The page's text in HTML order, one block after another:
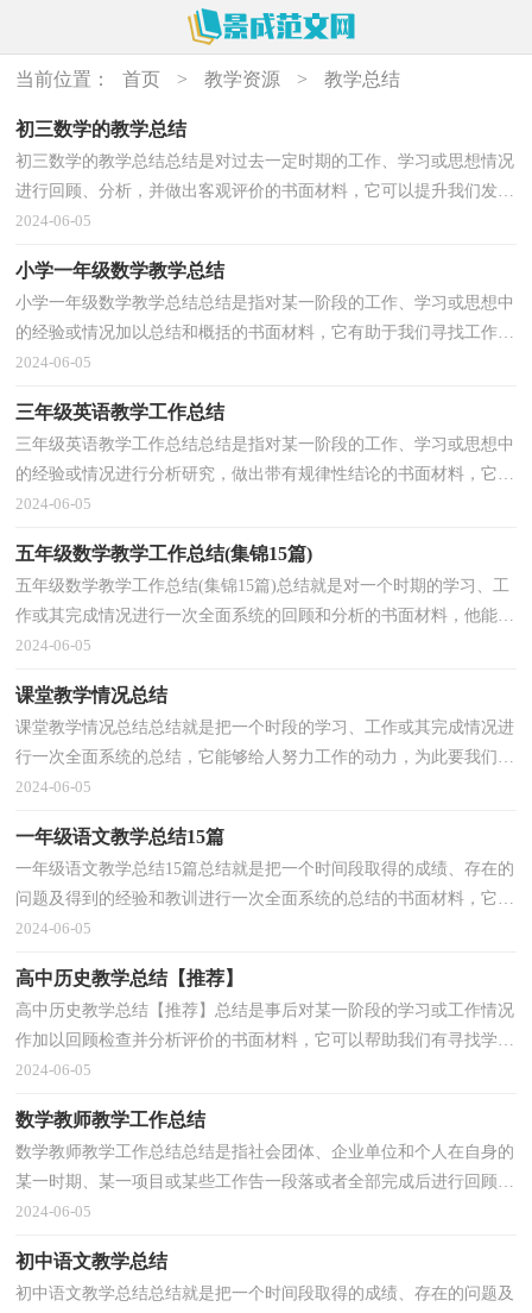
当前位置： 首页 > 教学资源 > 教学总结
初三数学的教学总结
初三数学的教学总结总结是对过去一定时期的工作、学习或思想情况
进行回顾、分析，并做出客观评价的书面材料，它可以提升我们发现
问题的能力，快快来写一份总结吧。那么总结有什么...
2024-06-05
小学一年级数学教学总结
小学一年级数学教学总结总结是指对某一阶段的工作、学习或思想中
的经验或情况加以总结和概括的书面材料，它有助于我们寻找工作和
事物发展的规律，从而掌握并运用这些规律，不如静...
2024-06-05
三年级英语教学工作总结
三年级英语教学工作总结总结是指对某一阶段的工作、学习或思想中
的经验或情况进行分析研究，做出带有规律性结论的书面材料，它能
帮我们理顺知识结构，突出重点，突破难点，让我们一起...
2024-06-05
五年级数学教学工作总结(集锦15篇)
五年级数学教学工作总结(集锦15篇)总结就是对一个时期的学习、工
作或其完成情况进行一次全面系统的回顾和分析的书面材料，他能够
提升我们的书面表达能力，不如我们来制定一份总...
2024-06-05
课堂教学情况总结
课堂教学情况总结总结就是把一个时段的学习、工作或其完成情况进
行一次全面系统的总结，它能够给人努力工作的动力，为此要我们写
一份总结。你所见过的总结应该是什么样的？下面是...
2024-06-05
一年级语文教学总结15篇
一年级语文教学总结15篇总结就是把一个时间段取得的成绩、存在的
问题及得到的经验和教训进行一次全面系统的总结的书面材料，它可
以促使我们思考，为此我们要做好回顾，写好总结。...
2024-06-05
高中历史教学总结【推荐】
高中历史教学总结【推荐】总结是事后对某一阶段的学习或工作情况
作加以回顾检查并分析评价的书面材料，它可以帮助我们有寻找学习
和工作中的规律，不妨坐下来好好写写总结吧。你...
2024-06-05
数学教师教学工作总结
数学教师教学工作总结总结是指社会团体、企业单位和个人在自身的
某一时期、某一项目或某些工作告一段落或者全部完成后进行回顾检
查、分析评价，从而肯定成绩，得到经验，找出差距...
2024-06-05
初中语文教学总结
初中语文教学总结总结就是把一个时间段取得的成绩、存在的问题及